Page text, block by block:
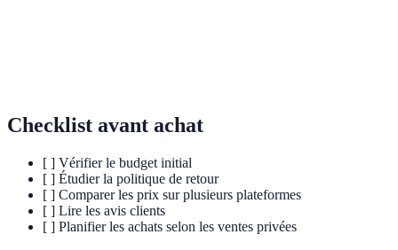
Checklist avant achat
[ ] Vérifier le budget initial
[ ] Étudier la politique de retour
[ ] Comparer les prix sur plusieurs plateformes
[ ] Lire les avis clients
[ ] Planifier les achats selon les ventes privées